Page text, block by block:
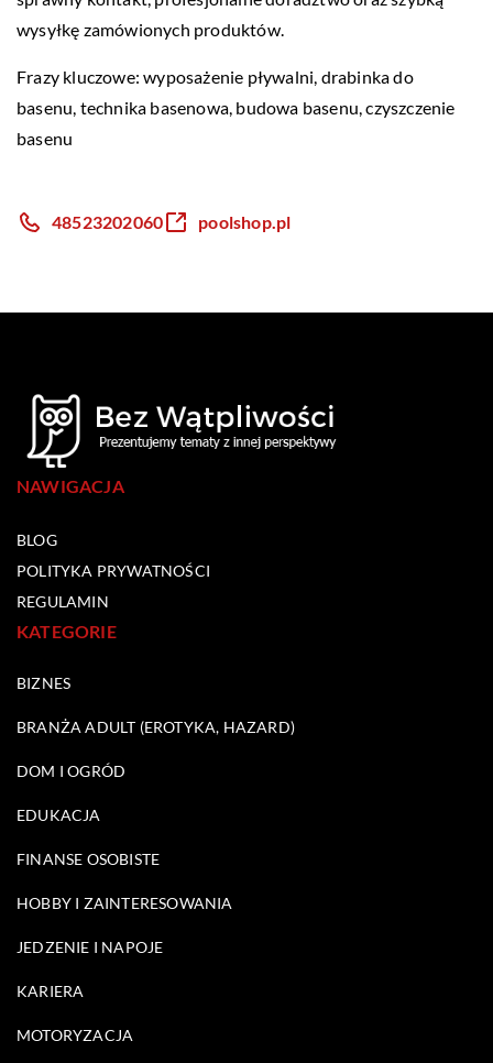
wysyłkę zamówionych produktów.
Frazy kluczowe: wyposażenie pływalni, drabinka do
basenu, technika basenowa, budowa basenu, czyszczenie
basenu
48523202060 poolshop.pl
NAWIGACJA
BLOG
POLITYKA PRYWATNOŚCI
REGULAMIN
KATEGORIE
BIZNES
BRANŻA ADULT (EROTYKA, HAZARD)
DOM I OGRÓD
EDUKACJA
FINANSE OSOBISTE
HOBBY I ZAINTERESOWANIA
JEDZENIE I NAPOJE
KARIERA
MOTORYZACJA